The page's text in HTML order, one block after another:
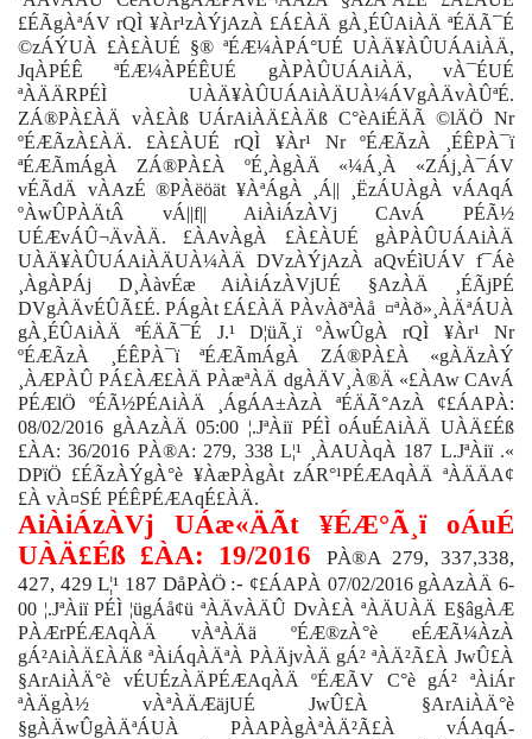
£ÉÃgÀªÁV rQÌ ¥Àr¹zÀÝjAzÀ £Á£ÀÄ gÀ¸ÉÛAiÀÄ ªÉÄÃ¯É
©zÁÝUÀ £À£ÀUÉ §® ªÉÆ¼ÀPÁ°UÉ UÀÄ¥ÀÛUÁAiÀÄ,
JqÀPÉÊ ªÉÆ¼ÀPÉÊUÉ gÀPÀÛUÁAiÀÄ, vÀ¯ÉUÉ
ªÀÄÄRPÉÌ UÀÄ¥ÀÛUÁAiÀÄUÀ¼ÁVgÀÄvÀÛªÉ.
ZÁ®PÀ£ÀÄ vÀ£Àß UÁrAiÀÄ£ÀÄß C°èAiÉÄÃ ©lÄÖ Nr
ºÉÆÃzÀ£ÀÄ. £À£ÀUÉ rQÌ ¥Àr¹ Nr ºÉÆÃzÀ ¸ÉÊPÀ¯ï
ªÉÆÃmÁgÀ ZÁ®PÀ£À ºÉ¸ÀgÀÄ «¼Á¸À «ZÁj¸À¯ÁV
vÉÃdÄ vÀAzÉ ®PÀëöät ¥ÀªÁgÀ ¸Á|| ¸ËzÁUÀgÀ vÁAqÁ
ºÀwÛPÀÄtÂ vÁ||f|| AiÀiÁzÀVj CAvÁ PÉÃ½
UÉÆvÁÛ¬ÄvÀÄ. £ÀAvÀgÀ £À£ÀUÉ gÀPÀÛUÁAiÀÄ
UÀÄ¥ÀÛUÁAiÀÄUÀ¼ÀÄ DVzÀÝjAzÀ aQvÉìUÁV f¯Áè
¸ÀgÀPÁj D¸ÀàvÉæ AiÀiÁzÀVjUÉ §AzÀÄ ¸ÉÃjPÉ
DVgÀÄvÉÛÃ£É. PÁgÀt £Á£ÀÄ PÀvÀðªÀå ¤ªÀð»¸ÀÄªÁUÀ
gÀ¸ÉÛAiÀÄ ªÉÄÃ¯É J.¹ D¦üÃ¸ï ºÀwÛgÀ rQÌ ¥Àr¹ Nr
ºÉÆÃzÀ ¸ÉÊPÀ¯ï ªÉÆÃmÁgÀ ZÁ®PÀ£À «gÀÄzÀÝ
¸ÀÆPÀÛ PÁ£ÀÆ£ÀÄ PÀæªÀÄ dgÀÄV¸À®Ä «£ÀAw CAvÁ
PÉÆlÖ ºÉÃ½PÉAiÀÄ ¸ÁgÁA±ÀzÀ ªÉÄÃ°AzÀ ¢£ÁAPÀ:
08/02/2016 gÀAzÀÄ 05:00 ¦.JªÀiï PÉÌ oÁuÉAiÀÄ UÀÄ£Éß
£ÀA: 36/2016 PÀ®A: 279, 338 L¦¹ ¸ÀAUÀqÀ 187 L.JªÀiï .«
DPïÖ £ÉÃzÀÝgÀ°è ¥ÀæPÀgÀt zÁR°¹PÉÆAqÀÄ ªÀÄÄA¢
£À vÀ¤SÉ PÉÊPÉÆAqÉ£ÀÄ.
AiÀiÁzÀVj UÁæ«ÄÃt ¥ÉÆ°Ã¸ï oÁuÉ
UÀÄ£Éß £ÀA: 19/2016
PÀ®A 279, 337,338,
427, 429 L¦¹ 187 DåPÀÖ :- ¢£ÁAPÀ 07/02/2016 gÀAzÀÄ 6-
00 ¦.JªÀiï PÉÌ ¦ügÁå¢ü ªÀÄvÀÄÛ DvÀ£À ªÀÄUÀÄ E§âgÀÆ
PÀÆrPÉÆAqÀÄ vÀªÀÄä ºÉÆ®zÀ°è eÉÆÃ¼ÀzÀ
gÁ²AiÀÄ£ÀÄß ªÀiÁqÀÄªÀ PÀÄjvÀÄ gÁ² ªÀÄ²Ã£À JwÛ£À
§ArAiÀÄ°è vÉUÉzÀÄPÉÆAqÀÄ ºÉÆÃV C°è gÁ² ªÀiÁr
ªÀÄgÀ½ vÀªÀÄÆäjUÉ JwÛ£À §ArAiÀÄ°è
§gÀÄwÛgÀÄªÁUÀ PÀAPÀgÀªÀÄ²Ã£À vÁAqÁ-